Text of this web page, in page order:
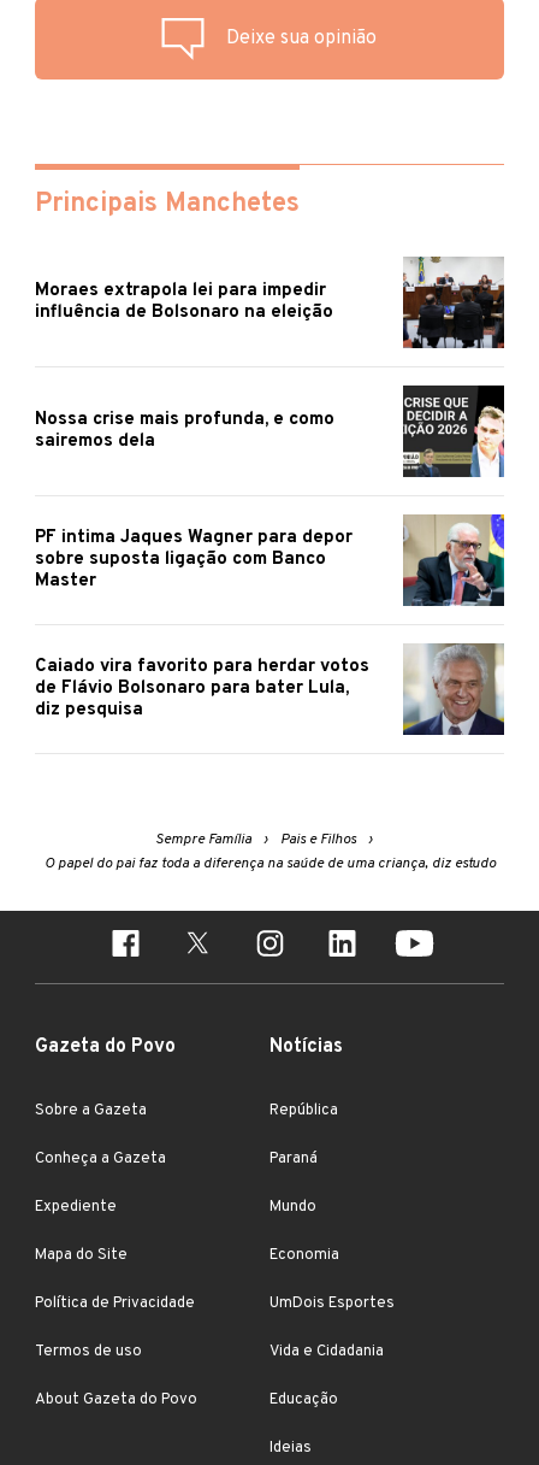
Deixe sua opinião
Principais Manchetes
Moraes extrapola lei para impedir
influência de Bolsonaro na eleição
Nossa crise mais profunda, e como
sairemos dela
PF intima Jaques Wagner para depor
sobre suposta ligação com Banco
Master
Caiado vira favorito para herdar votos
de Flávio Bolsonaro para bater Lula,
diz pesquisa
Sempre Família
Pais e Filhos
O papel do pai faz toda a diferença na saúde de uma criança, diz estudo
Gazeta do Povo
Sobre a Gazeta
Conheça a Gazeta
Expediente
Mapa do Site
Política de Privacidade
Termos de uso
About Gazeta do Povo
Notícias
República
Paraná
Mundo
Economia
UmDois Esportes
Vida e Cidadania
Educação
Ideias